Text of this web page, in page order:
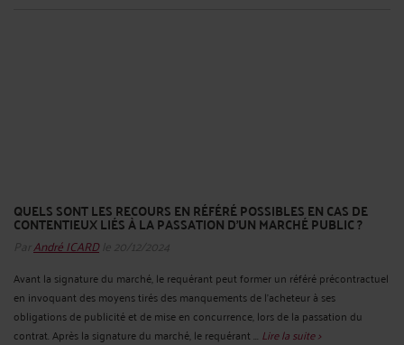
QUELS SONT LES RECOURS EN RÉFÉRÉ POSSIBLES EN CAS DE
CONTENTIEUX LIÉS À LA PASSATION D’UN MARCHÉ PUBLIC ?
ParAndré ICARDle 20/12/2024
Avant la signature du marché, le requérant peut former un référé précontractuel
en invoquant des moyens tirés des manquements de l’acheteur à ses
obligations de publicité et de mise en concurrence, lors de la passation du
contrat. Après la signature du marché, le requérant ... Lire la suite >